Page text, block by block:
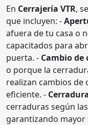
En Cerrajería VTR,
que incluyen: -
afuera de tu casa o
capacitados para
puerta. - Cambio de
o porque la
realizan cambios de
eficiente. -
cerraduras según
garantizando mayor